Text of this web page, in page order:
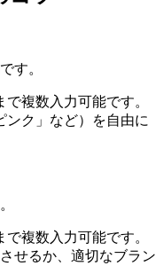
す。
複数入力可能です。
ンク」など）を自由に
複数入力可能です。
せるか、適切なブラン